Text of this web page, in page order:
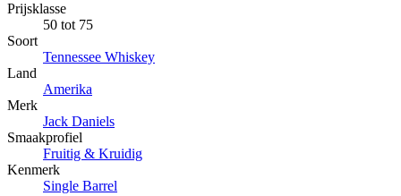
Prijsklasse
50 tot 75
Soort
Tennessee Whiskey
Land
Amerika
Merk
Jack Daniels
Smaakprofiel
Fruitig & Kruidig
Kenmerk
Single Barrel